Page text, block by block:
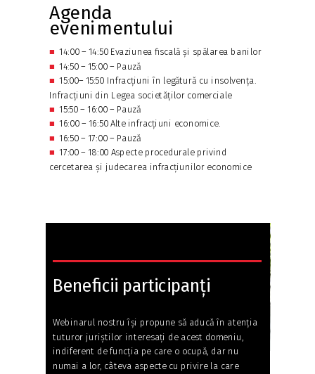
Beneficii participanți
Webinarul nostru își propune să aducă în atenția
tuturor juriștilor interesați de acest domeniu,
indiferent de funcția pe care o ocupă, dar nu
numai a lor, câteva aspecte cu privire la care
Agenda
evenimentului
■14:00 – 14:50 Evaziunea fiscală și spălarea banilor
■14:50 – 15:00– Pauză
■15:00– 15:50 Infracțiuni în legătură cu insolvența.
Infracțiuni din Legea societăților comerciale
■15:50 – 16:00– Pauză
■16:00 – 16:50 Alte infracțiuni economice.
■16:50 – 17:00– Pauză
■ 17:00 – 18:00 Aspecte procedurale privind
cercetarea și judecarea infracțiunilor economice